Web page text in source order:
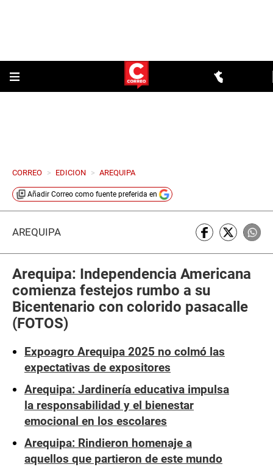
CORREO > EDICION > AREQUIPA
Añadir Correo como fuente preferida en
AREQUIPA
Arequipa: Independencia Americana
comienza festejos rumbo a su
Bicentenario con colorido pasacalle
(FOTOS)
Expoagro Arequipa 2025 no colmó las
expectativas de expositores
Arequipa: Jardinería educativa impulsa
la responsabilidad y el bienestar
emocional en los escolares
Arequipa: Rindieron homenaje a
aquellos que partieron de este mundo